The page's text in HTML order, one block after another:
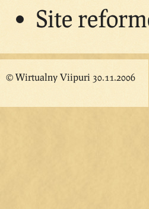
Site
© Wirtualny Viipuri 30.11.2006